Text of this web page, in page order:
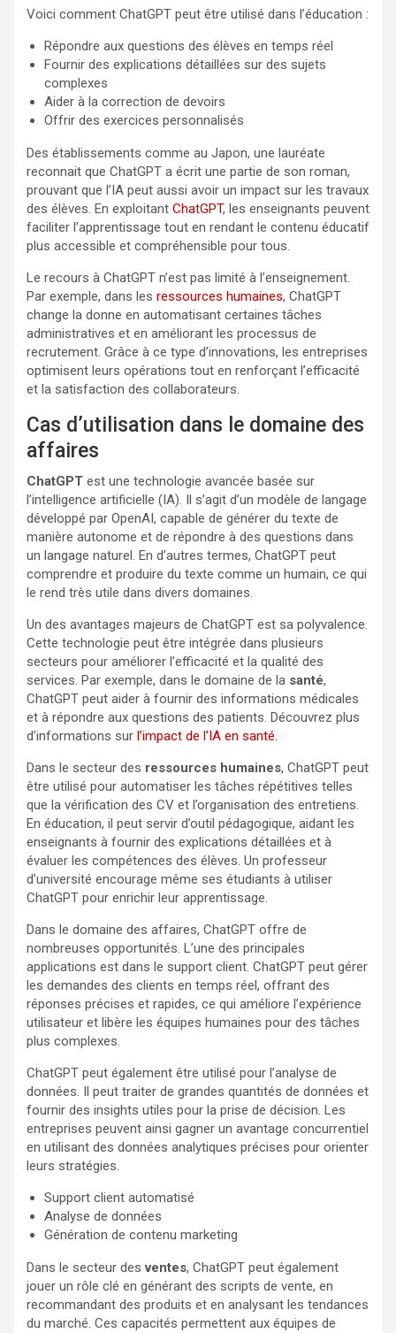
Voici comment ChatGPT peut être utilisé dans l’éducation :
Répondre aux questions des élèves en temps réel
Fournir des explications détaillées sur des sujets
complexes
Aider à la correction de devoirs
Offrir des exercices personnalisés
Des établissements comme au Japon, une lauréate
reconnait que ChatGPT a écrit une partie de son roman,
prouvant que l’IA peut aussi avoir un impact sur les travaux
des élèves. En exploitant ChatGPT, les enseignants peuvent
faciliter l’apprentissage tout en rendant le contenu éducatif
plus accessible et compréhensible pour tous.
Le recours à ChatGPT n’est pas limité à l’enseignement.
Par exemple, dans les ressources humaines, ChatGPT
change la donne en automatisant certaines tâches
administratives et en améliorant les processus de
recrutement. Grâce à ce type d’innovations, les entreprises
optimisent leurs opérations tout en renforçant l’efficacité
et la satisfaction des collaborateurs.
Cas d’utilisation dans le domaine des
affaires
ChatGPT est une technologie avancée basée sur
l’intelligence artificielle (IA). Il s’agit d’un modèle de langage
développé par OpenAI, capable de générer du texte de
manière autonome et de répondre à des questions dans
un langage naturel. En d’autres termes, ChatGPT peut
comprendre et produire du texte comme un humain, ce qui
le rend très utile dans divers domaines.
Un des avantages majeurs de ChatGPT est sa polyvalence.
Cette technologie peut être intégrée dans plusieurs
secteurs pour améliorer l’efficacité et la qualité des
services. Par exemple, dans le domaine de la santé,
ChatGPT peut aider à fournir des informations médicales
et à répondre aux questions des patients. Découvrez plus
d’informations sur l’impact de l’IA en santé.
Dans le secteur des ressources humaines, ChatGPT peut
être utilisé pour automatiser les tâches répétitives telles
que la vérification des CV et l’organisation des entretiens.
En éducation, il peut servir d’outil pédagogique, aidant les
enseignants à fournir des explications détaillées et à
évaluer les compétences des élèves. Un professeur
d’université encourage même ses étudiants à utiliser
ChatGPT pour enrichir leur apprentissage.
Dans le domaine des affaires, ChatGPT offre de
nombreuses opportunités. L’une des principales
applications est dans le support client. ChatGPT peut gérer
les demandes des clients en temps réel, offrant des
réponses précises et rapides, ce qui améliore l’expérience
utilisateur et libère les équipes humaines pour des tâches
plus complexes.
ChatGPT peut également être utilisé pour l’analyse de
données. Il peut traiter de grandes quantités de données et
fournir des insights utiles pour la prise de décision. Les
entreprises peuvent ainsi gagner un avantage concurrentiel
en utilisant des données analytiques précises pour orienter
leurs stratégies.
Support client automatisé
Analyse de données
Génération de contenu marketing
Dans le secteur desventes, ChatGPT peut également
jouer un rôle clé en générant des scripts de vente, en
recommandant des produits et en analysant les tendances
du marché. Ces capacités permettent aux équipes de